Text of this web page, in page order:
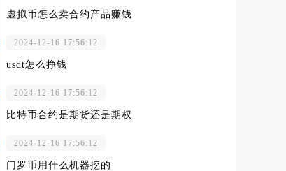
虚拟币怎么卖合约产品赚钱
2024-12-16 17:56:12
usdt怎么挣钱
2024-12-16 17:56:12
比特币合约是期货还是期权
2024-12-16 17:56:12
门罗币用什么机器挖的